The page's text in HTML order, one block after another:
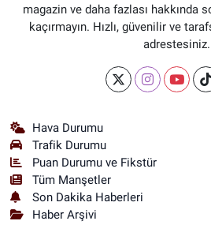
magazin ve daha fazlası hakkında
kaçırmayın. Hızlı, güvenilir ve
adrestesiniz.
Hava Durumu
Trafik Durumu
Puan Durumu ve Fikstür
Tüm Manşetler
Son Dakika Haberleri
Haber Arşivi